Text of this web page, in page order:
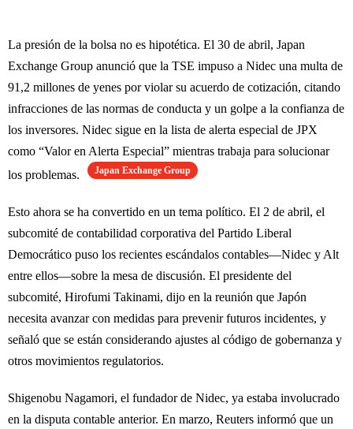
La presión de la bolsa no es hipotética. El 30 de abril, Japan
Exchange Group anunció que la TSE impuso a Nidec una multa de
91,2 millones de yenes por violar su acuerdo de cotización, citando
infracciones de las normas de conducta y un golpe a la confianza de
los inversores. Nidec sigue en la lista de alerta especial de JPX
como “Valor en Alerta Especial” mientras trabaja para solucionar
los problemas.
Japan Exchange Group
Esto ahora se ha convertido en un tema político. El 2 de abril, el
subcomité de contabilidad corporativa del Partido Liberal
Democrático puso los recientes escándalos contables—Nidec y Alt
entre ellos—sobre la mesa de discusión. El presidente del
subcomité, Hirofumi Takinami, dijo en la reunión que Japón
necesita avanzar con medidas para prevenir futuros incidentes, y
señaló que se están considerando ajustes al código de gobernanza y
otros movimientos regulatorios.
Shigenobu Nagamori, el fundador de Nidec, ya estaba involucrado
en la disputa contable anterior. En marzo, Reuters informó que un